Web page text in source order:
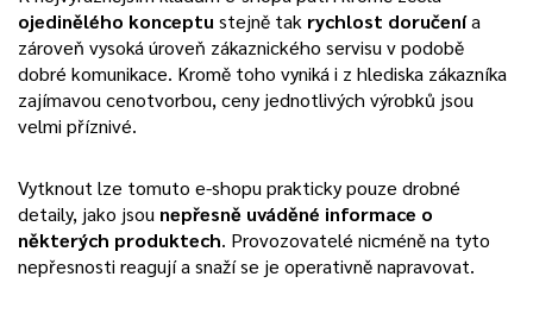
ojedinělého konceptu stejně tak rychlost doručenía
zároveň vysoká úroveň zákaznického servisu v podobě
dobré komunikace. Kromě toho vyniká i z hlediska zákazníka
zajímavou cenotvorbou, ceny jednotlivých výrobků jsou
velmi příznivé.
Vytknout lze tomuto e-shopu prakticky pouze drobné
detaily, jako jsou nepřesně uváděné informace o
některých produktech. Provozovatelé nicméně na tyto
nepřesnosti reagují a snaží se je operativně napravovat.